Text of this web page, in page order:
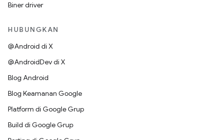
Biner driver
HUBUNGKAN
@Android di X
@AndroidDev di X
Blog Android
Blog Keamanan Google
Platform di Google Grup
Build di Google Grup